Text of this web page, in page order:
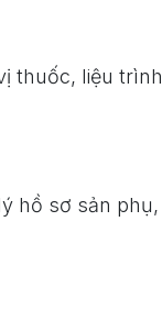
thuốc, liệu trình
hồ sơ sản phụ,